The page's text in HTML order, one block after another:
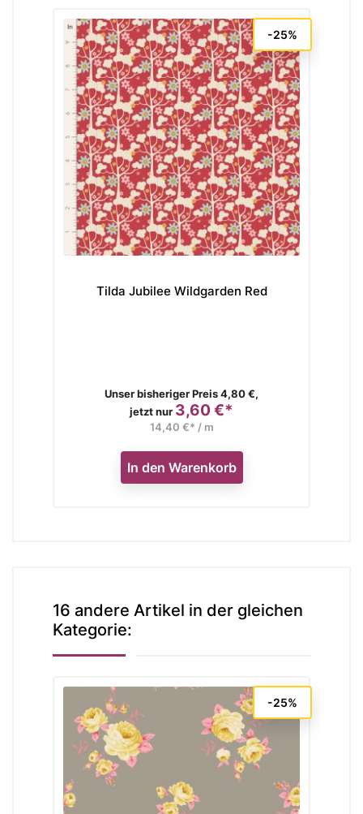
Tilda Jubilee Wildgarden Red
Verkaufspreis
Unser bisheriger Preis 4,80 €,
jetzt nur
-25%
Preis
3,60 €*
14,40 €* / m
In den Warenkorb
16 andere Artikel in der gleichen
Kategorie:
-25%